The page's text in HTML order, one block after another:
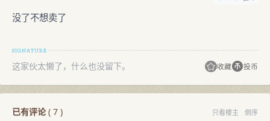
没了不想卖了
这家伙太懒了，什么也没留下。 收藏 投币
已有评论( 7 ) 只看楼主 倒序